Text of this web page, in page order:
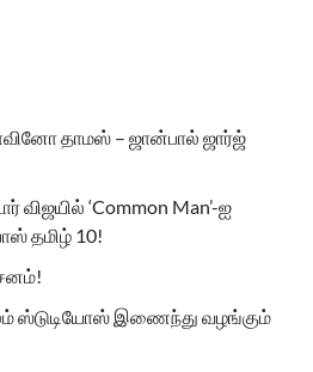
தாமஸ் – ஜான்பால் ஜார்ஜ்
விஜயில் ‘Common Man’-ஐ
தமிழ் 10!
ஸ்டுடியோஸ் இணைந்து வழங்கும்